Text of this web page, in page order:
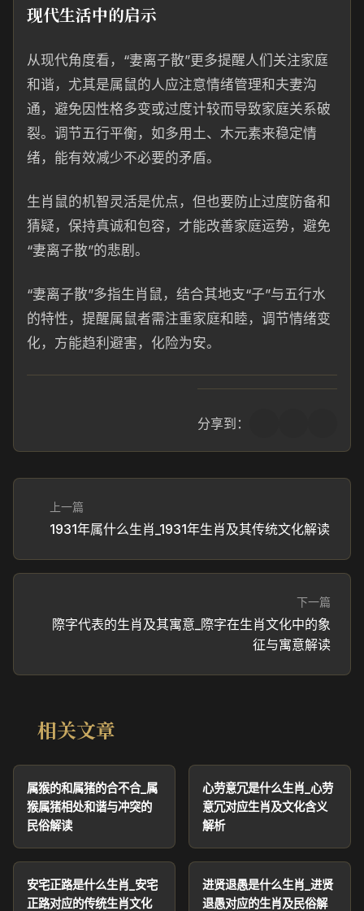
现代生活中的启示
从现代角度看，“妻离子散”更多提醒人们关注家庭
和谐，尤其是属鼠的人应注意情绪管理和夫妻沟
通，避免因性格多变或过度计较而导致家庭关系破
裂。调节五行平衡，如多用土、木元素来稳定情
绪，能有效减少不必要的矛盾。
生肖鼠的机智灵活是优点，但也要防止过度防备和
猜疑，保持真诚和包容，才能改善家庭运势，避免
“妻离子散”的悲剧。
“妻离子散”多指生肖鼠，结合其地支“子”与五行水
的特性，提醒属鼠者需注重家庭和睦，调节情绪变
化，方能趋利避害，化险为安。
分享到：
上一篇
1931年属什么生肖_1931年生肖及其传统文化解读
下一篇
際字代表的生肖及其寓意_際字在生肖文化中的象
征与寓意解读
相关文章
属猴的和属猪的合不合_属
猴属猪相处和谐与冲突的
民俗解读
心劳意冗是什么生肖_心劳
意冗对应生肖及文化含义
解析
安宅正路是什么生肖_安宅
正路对应的传统生肖文化
进贤退愚是什么生肖_进贤
退愚对应的生肖及民俗解